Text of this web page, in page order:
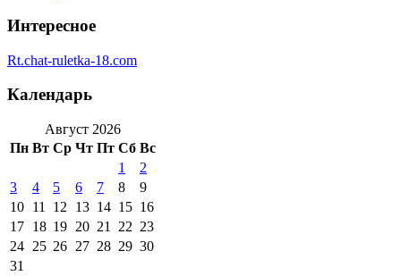
Интересное
Rt.chat-ruletka-18.com
Календарь
Август 2026
Пн Вт Ср Чт Пт Сб Вс
1
2
3
4 5 6 7 8
9
10 11 12 13 14 15 16
17 18 19 20 21 22 23
24 25 26 27 28 29 30
31